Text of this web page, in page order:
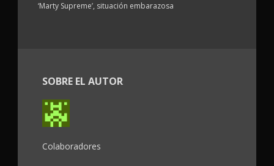
‘Marty Supreme’, situación embarazosa
SOBRE EL AUTOR
Colaboradores